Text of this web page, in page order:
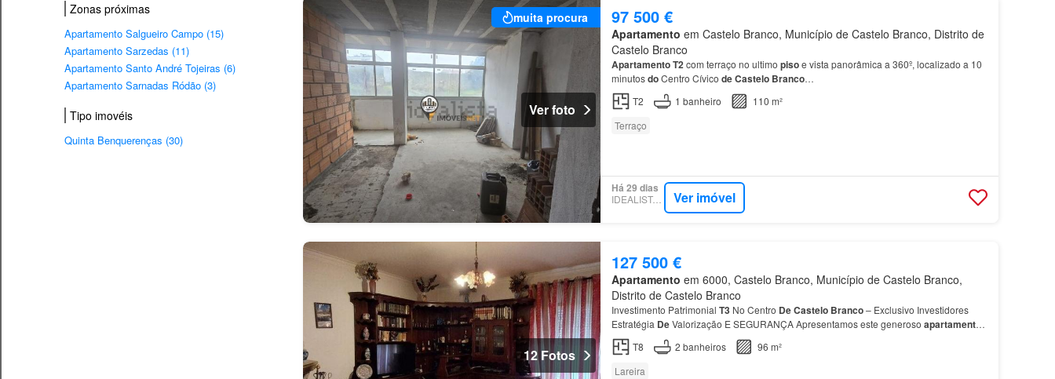
Zonas próximas
Apartamento Salgueiro Campo (15)
Apartamento Sarzedas (11)
Apartamento Santo André Tojeiras (6)
Apartamento Sarnadas Ródão (3)
Tipo imovéis
Quinta Benquerenças (30)
muita procura
Ver foto
97 500 €
Apartamento em Castelo Branco, Município de Castelo Branco, Distrito de
Castelo Branco
ApartamentoT2com terraço no ultimo pisoe vista panorâmica a 360º, localizado a 10
minutosdoCentro Cívico deCastelo Branco…
T2
1 banheiro
110 m²
Terraço
Há 29 dias
IDEALISTA.PT Ver imóvel
12 Fotos
127 500 €
Apartamento em 6000, Castelo Branco, Município de Castelo Branco,
Distrito de Castelo Branco
Investimento Patrimonial T3No Centro DeCastelo Branco– Exclusivo Investidores
Estratégia DeValorização E SEGURANÇA Apresentamos este generoso apartamento
Ruivo Godinho, no coração deCastelo
T8 2 banheiros
96 m²
Lareira